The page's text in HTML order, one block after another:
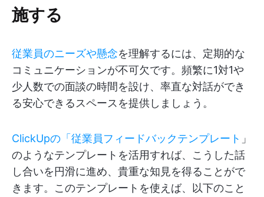
施する
従業員のニーズや懸念を理解するには、定期的な
コミュニケーションが不可欠です。頻繁に1対1や
少人数での面談の時間を設け、率直な対話ができ
る安心できるスペースを提供しましょう。
ClickUpの「従業員フィードバックテンプレート 」
のようなテンプレートを活用すれば、こうした話
し合いを円滑に進め、貴重な知見を得ることがで
きます。このテンプレートを使えば、以下のこと